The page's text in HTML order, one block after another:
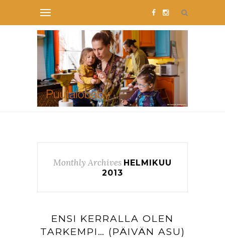
Monthly Archives HELMIKUU
2013
ENSI KERRALLA OLEN
TARKEMPI… (PÄIVÄN ASU)